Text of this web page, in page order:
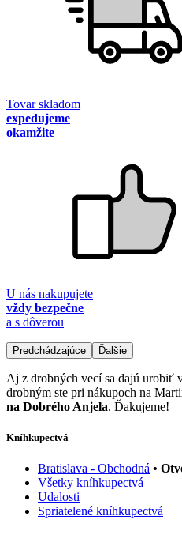
Tovar skladom
expedujeme
okamžite
U nás nakupujete
vždy bezpečne
a s dôverou
Predchádzajúce Ďalšie
Aj z drobných vecí sa dajú urobiť
drobným ste pri nákupoch na
na Dobrého Anjela. Ďakujeme!
Kníhkupectvá
Bratislava - Obchodná •
Všetky kníhkupectvá
Udalosti
Spriatelené kníhkupectvá